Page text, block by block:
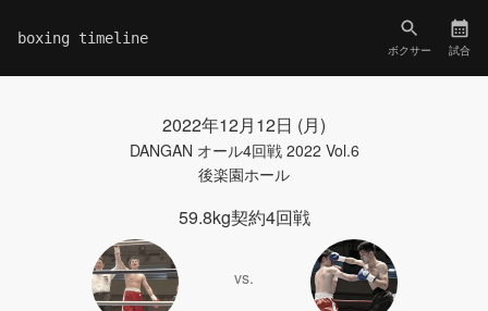
boxing timeline
ボクサー 試合
2022年12月12日 (月)
DANGAN オール4回戦 2022 Vol.6
後楽園ホール
59.8kg契約4回戦
vs.